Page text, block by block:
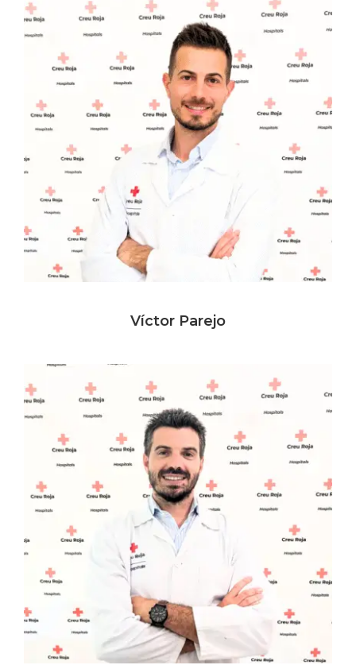
Víctor Parejo